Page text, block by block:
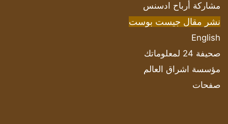
مشاركة أرباح ادسنس
نشر مقال جيست بوست
English
صحيفة 24 لمعلوماتك
مؤسسة اشراق العالم
صفحات